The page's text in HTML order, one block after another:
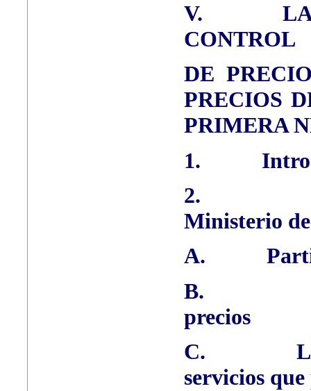
V.
CONTROL
DE
PRECIOS
PRIMERA
1.
2.
Ministerio
A.
B.
precios
C.
servicios